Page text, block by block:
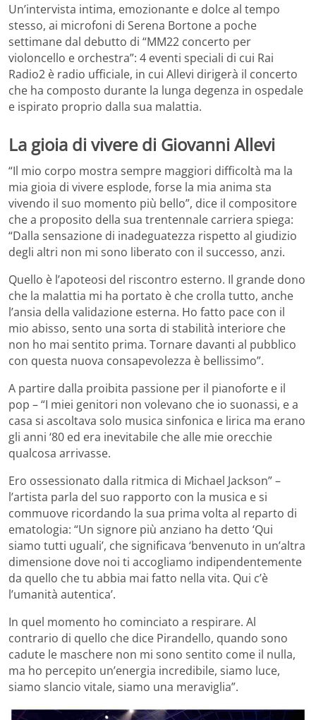
Un’intervista intima, emozionante e dolce al tempo
stesso, ai microfoni di Serena Bortone a poche
settimane dal debutto di “MM22 concerto per
violoncello e orchestra”: 4 eventi speciali di cui Rai
Radio2 è radio ufficiale, in cui Allevi dirigerà il concerto
che ha composto durante la lunga degenza in ospedale
e ispirato proprio dalla sua malattia.
La gioia di vivere di Giovanni Allevi
“Il mio corpo mostra sempre maggiori difficoltà ma la
mia gioia di vivere esplode, forse la mia anima sta
vivendo il suo momento più bello”, dice il compositore
che a proposito della sua trentennale carriera spiega:
“Dalla sensazione di inadeguatezza rispetto al giudizio
degli altri non mi sono liberato con il successo, anzi.
Quello è l’apoteosi del riscontro esterno. Il grande dono
che la malattia mi ha portato è che crolla tutto, anche
l’ansia della validazione esterna. Ho fatto pace con il
mio abisso, sento una sorta di stabilità interiore che
non ho mai sentito prima. Tornare davanti al pubblico
con questa nuova consapevolezza è bellissimo”.
A partire dalla proibita passione per il pianoforte e il
pop – “I miei genitori non volevano che io suonassi, e a
casa si ascoltava solo musica sinfonica e lirica ma erano
gli anni ‘80 ed era inevitabile che alle mie orecchie
qualcosa arrivasse.
Ero ossessionato dalla ritmica di Michael Jackson” –
l’artista parla del suo rapporto con la musica e si
commuove ricordando la sua prima volta al reparto di
ematologia: “Un signore più anziano ha detto ‘Qui
siamo tutti uguali’, che significava ‘benvenuto in un’altra
dimensione dove noi ti accogliamo indipendentemente
da quello che tu abbia mai fatto nella vita. Qui c’è
l’umanità autentica’.
In quel momento ho cominciato a respirare. Al
contrario di quello che dice Pirandello, quando sono
cadute le maschere non mi sono sentito come il nulla,
ma ho percepito un’energia incredibile, siamo luce,
siamo slancio vitale, siamo una meraviglia”.